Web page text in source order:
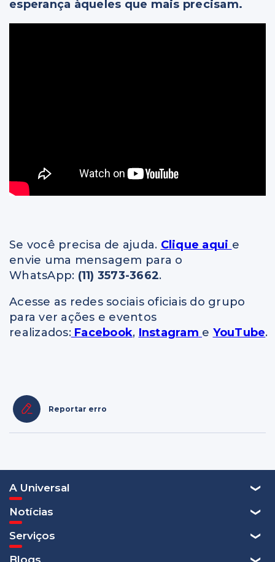
esperança àqueles que mais precisam.
Se você precisa de ajuda. Clique aqui e
envie uma mensagem para o
WhatsApp: (11) 3573-3662.
Acesse as redes sociais oficiais do grupo
para ver ações e eventos
realizados:Facebook, Instagram e YouTube.
Reportar erro
A Universal
Notícias
Serviços
Blogs